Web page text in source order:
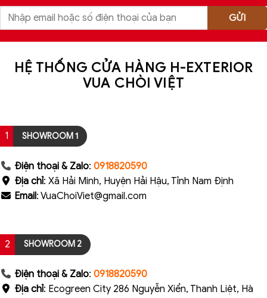
HỆ THỐNG CỬA HÀNG H-EXTERIOR
VUA CHÒI VIỆT
1 SHOWROOM 1
Điện thoại & Zalo: 0918820590
Địa chỉ: Xã Hải Minh, Huyện Hải Hậu, Tỉnh Nam Định
Email: VuaChoiViet@gmail.com
2 SHOWROOM 2
Điện thoại & Zalo: 0918820590
Địa chỉ: Ecogreen City 286 Nguyễn Xiển, Thanh Liệt, Hà